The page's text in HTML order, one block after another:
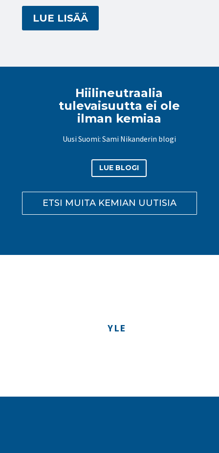
LUE LISÄÄ
Hiilineutraalia
tulevaisuutta ei ole
ilman kemiaa
Uusi Suomi: Sami Nikanderin blogi
LUE BLOGI
ETSI MUITA KEMIAN UUTISIA
YLE